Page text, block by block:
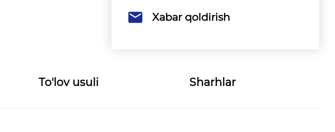
Xabar qoldirish
To'lov usuli Sharhlar